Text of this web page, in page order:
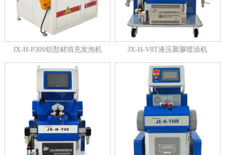
JX-H-P30S铝型材填充发泡机 JX-H-V8T液压聚脲喷涂机